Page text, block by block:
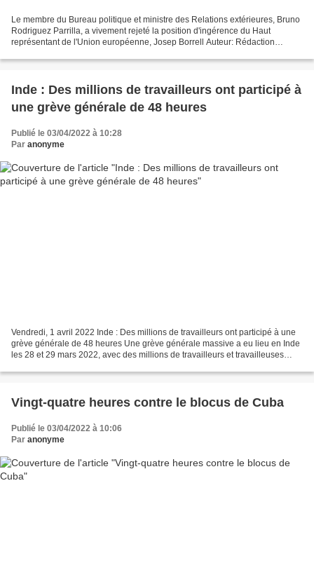
Le membre du Bureau politique et ministre des Relations extérieures, Bruno
Rodriguez Parrilla, a vivement rejeté la position d'ingérence du Haut
représentant de l'Union européenne, Josep Borrell Auteur: Rédaction
Inde : Des millions de travailleurs ont participé à
une grève générale de 48 heures
Publié le 03/04/2022 à 10:28
Par anonyme
Vendredi, 1 avril 2022 Inde : Des millions de travailleurs ont participé à une
grève générale de 48 heures Une grève générale massive a eu lieu en Inde
les 28 et 29 mars 2022, avec des millions de travailleurs et travailleuses
Vingt-quatre heures contre le blocus de Cuba
Publié le 03/04/2022 à 10:06
Par anonyme